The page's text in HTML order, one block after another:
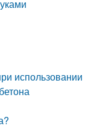
использовании